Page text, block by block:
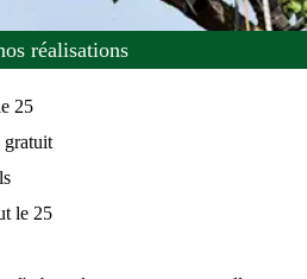
réalisations
25
gratuit
le 25